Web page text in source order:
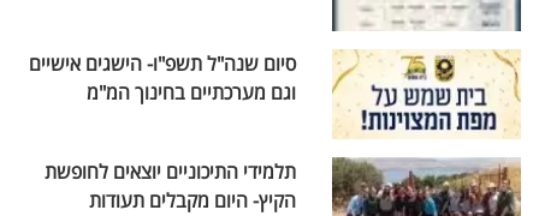
סיום שנה"ל תשפ"ו- הישגים אישיים
וגם מערכתיים בחינוך המ"מ
תלמידי התיכוניים יוצאים לחופשת
הקיץ- היום מקבלים תעודות